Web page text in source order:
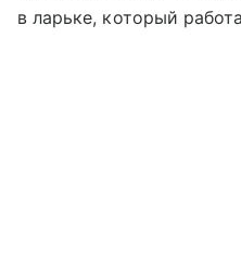
в ларьке, который